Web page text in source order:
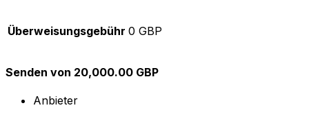
Überweisungsgebühr 0 GBP
Senden von 20,000.00 GBP
Anbieter